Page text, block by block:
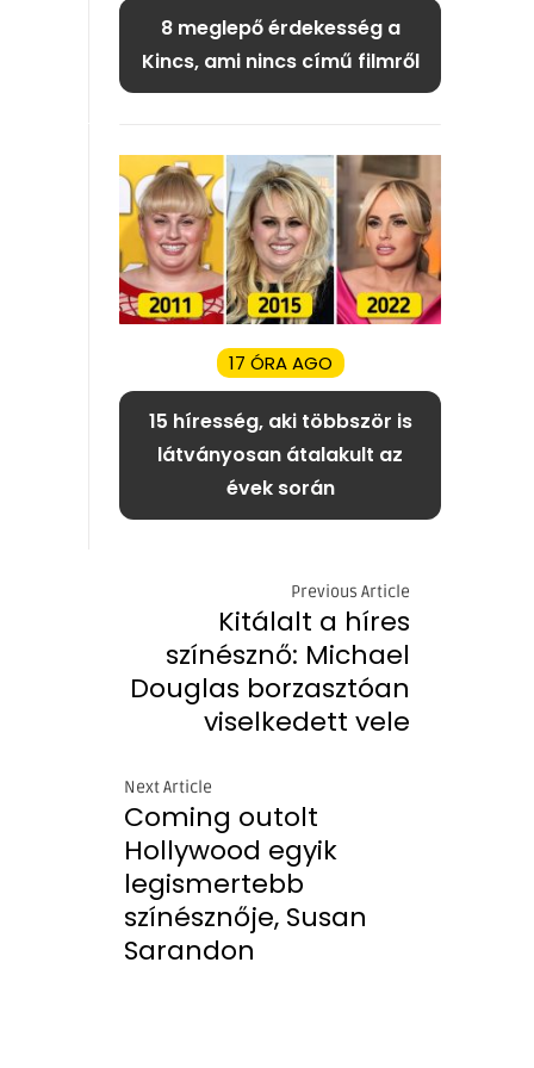
8 meglepő érdekesség a
Kincs, ami nincs című filmről
17 ÓRA AGO
15 híresség, aki többször is
látványosan átalakult az
évek során
Previous Article
Kitálalt a híres
színésznő: Michael
Douglas borzasztóan
viselkedett vele
Next Article
Coming outolt
Hollywood egyik
legismertebb
színésznője, Susan
Sarandon